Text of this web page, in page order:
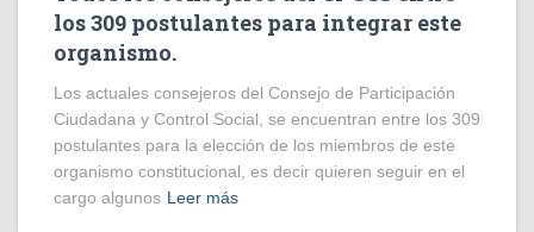
los 309 postulantes para integrar este
organismo.
Los actuales consejeros del Consejo de Participación
Ciudadana y Control Social, se encuentran entre los 309
postulantes para la elección de los miembros de este
organismo constitucional, es decir quieren seguir en el
cargo algunos Leer más